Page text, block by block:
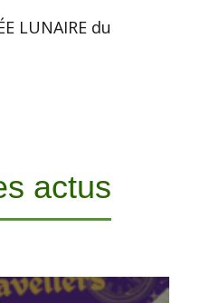
LUNAIRE du
actus